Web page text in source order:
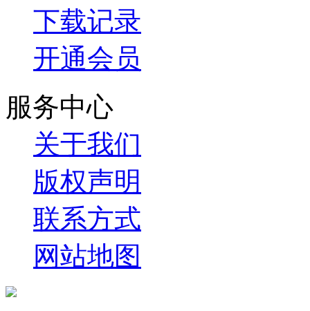
下载记录
开通会员
服务中心
关于我们
版权声明
联系方式
网站地图